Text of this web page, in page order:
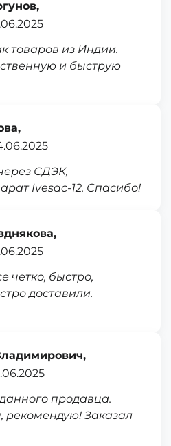
товаров из Индии.
и быструю
СДЭК,
Ivesac-12. Спасибо!
четко, быстро,
доставили.
продавца.
рекомендую! Заказал